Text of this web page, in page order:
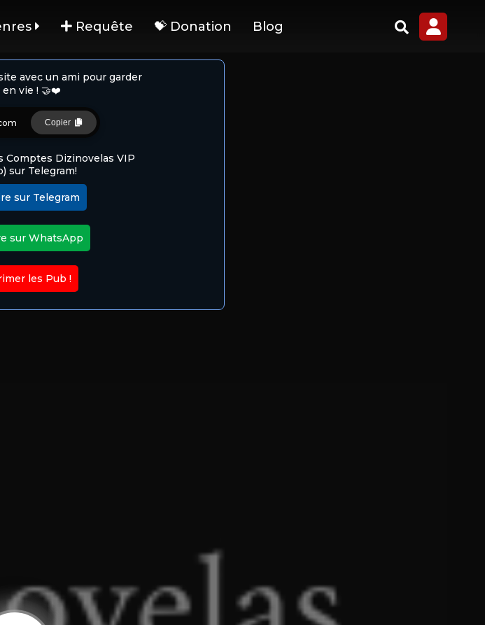
Requête 💝 Donation Blog
avec un ami pour garder
en vie ! 🤝❤️
Copier
Comptes Dizinovelas VIP
sur Telegram!
sur Telegram
sur WhatsApp
les Pub !